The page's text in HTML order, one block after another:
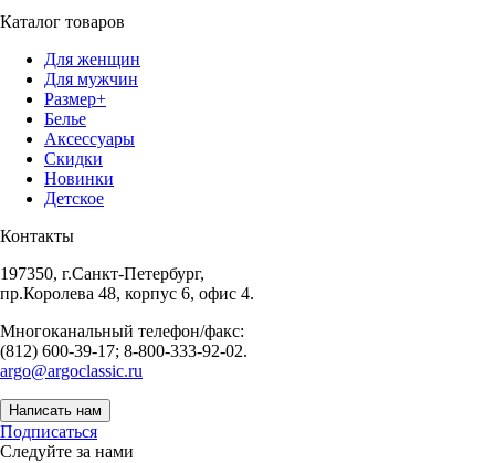
Каталог товаров
Для женщин
Для мужчин
Размер+
Белье
Аксессуары
Скидки
Новинки
Детское
Контакты
197350, г.Санкт-Петербург,
пр.Королева 48, корпус 6, офис 4.
Многоканальный телефон/факс:
(812) 600-39-17; 8-800-333-92-02.
argo@argoclassic.ru
Написать нам
Подписаться
Следуйте за нами